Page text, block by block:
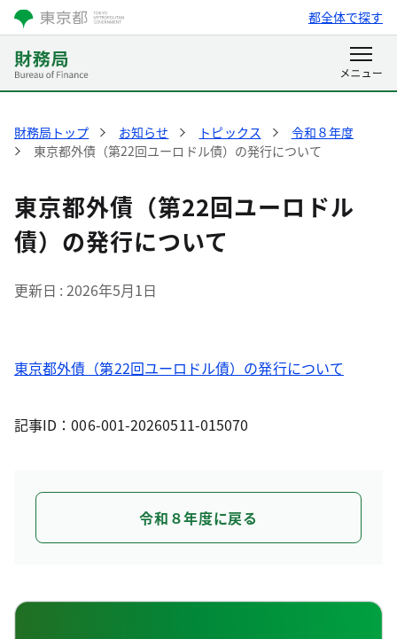
都全体で探す
財務局トップ お知らせ トピックス
令和８年度
東京都外債（第22回ユーロドル債）の発行について
東京都外債（第22回ユーロドル
債）の発行について
更新日 2026年5月1日
東京都外債（第22回ユーロドル債）の発行について
記事ID：006-001-20260511-015070
令和８年度に戻る